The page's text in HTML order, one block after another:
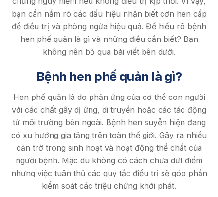
bạn cần nắm rõ các dấu hiệu nhận biết cơn hen cấp
để điều trị và phòng ngừa hiệu quả. Để hiểu rõ bệnh
hen phế quản là gì và những điều cần biết? Bạn
không nên bỏ qua bài viết bên dưới.
Bệnh hen phế quản là gì?
Hen phế quản là do phản ứng của cơ thể con người
với các chất gây dị ứng, di truyền hoặc các tác động
từ môi trường bên ngoài. Bệnh hen suyễn hiện đang
có xu hướng gia tăng trên toàn thế giới. Gây ra nhiều
cản trở trong sinh hoạt và hoạt động thể chất của
người bệnh. Mặc dù không có cách chữa dứt điểm
nhưng việc tuân thủ các quy tắc điều trị sẽ góp phần
kiểm soát các triệu chứng khởi phát.